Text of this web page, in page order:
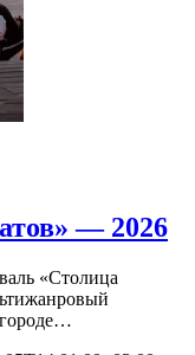
— 2026
«Столица